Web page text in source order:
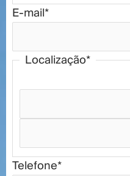
E-mail*
Localização*
Telefone*